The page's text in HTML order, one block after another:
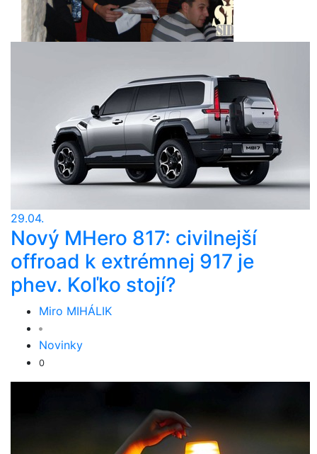
29.04.
Nový MHero 817: civilnejší
offroad k extrémnej 917 je
phev. Koľko stojí?
Miro MIHÁLIK
Novinky
0